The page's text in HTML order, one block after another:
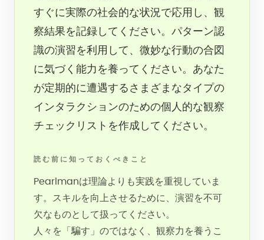
すぐに実際の社会的な状況で応用し、観
察結果を記録してください。パターン認
識の演習を利用して、微妙な行動の合図
に気づく能力を養ってください。あなた
が定期的に遭遇するさまざまなタイプの
インタラクションのための個人的な観察
チェックリストを作成してください。
読む前に知っておくべきこと
Pearlmanは理論よりも実践を重視していま
す。スキルを向上させるために、演習を不可
欠なものとして扱ってください。
人々を「騙す」のではなく、観察力を養うこ